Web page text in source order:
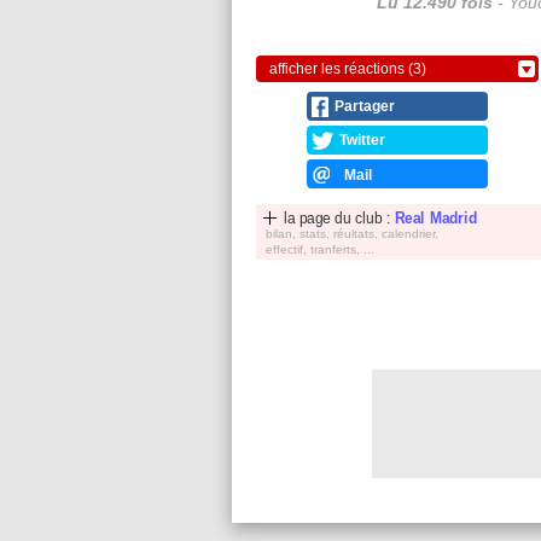
afficher les réactions (3)
Partager
Twitter
Mail
la page du club : Real Madrid
bilan, stats, réultats, calendrier,
effectif, tranferts, ...